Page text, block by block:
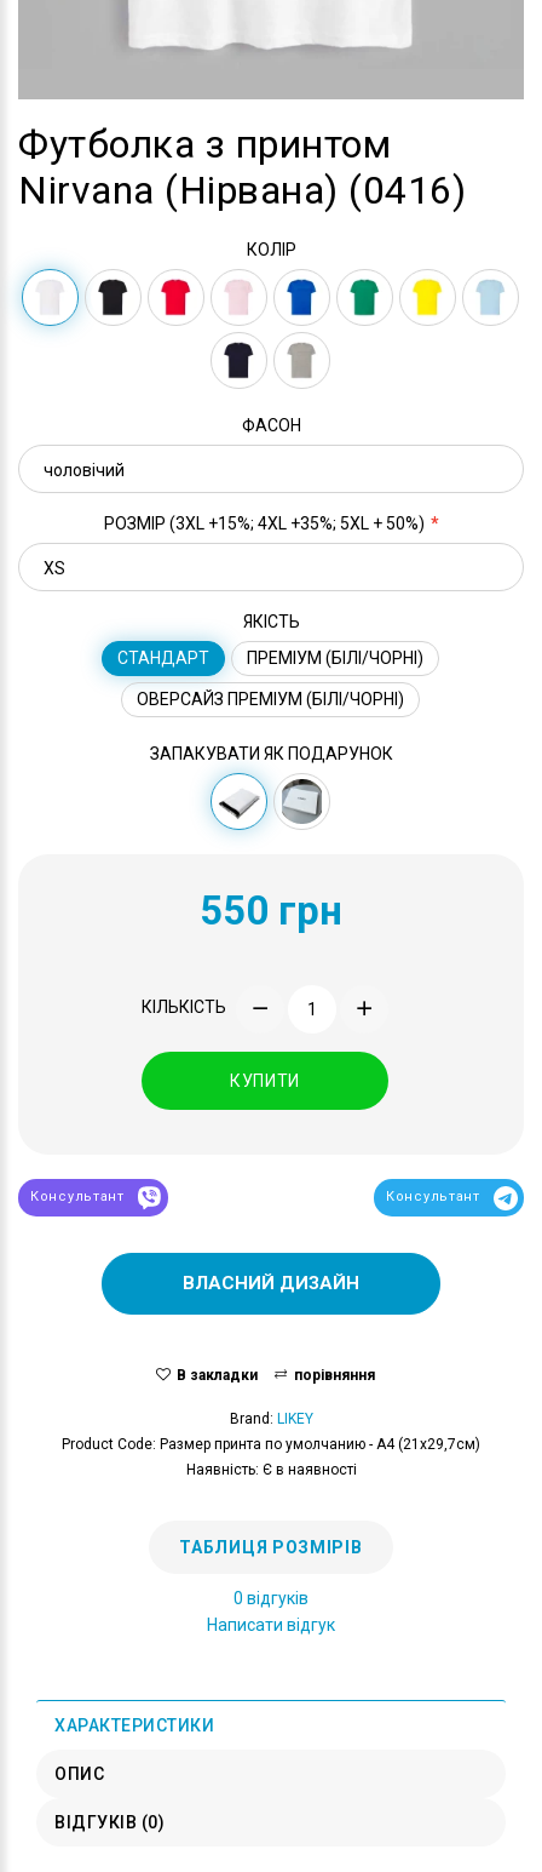
Футболка з принтом
Nirvana (Нірвана) (0416)
КОЛІР
ФАСОН
РОЗМІР (3XL +15%; 4XL +35%; 5XL + 50%)
ЯКІСТЬ
СТАНДАРТ
ПРЕМІУМ (БІЛІ/ЧОРНІ)
ОВЕРСАЙЗ ПРЕМІУМ (БІЛІ/ЧОРНІ)
ЗАПАКУВАТИ ЯК ПОДАРУНОК
550 грн
КІЛЬКІСТЬ
КУПИТИ
Консультант Консультант
ВЛАСНИЙ ДИЗАЙН
В закладки порівняння
Brand: LIKEY
Product Code: Размер принта по умолчанию - А4 (21x29,7см)
Наявність: Є в наявності
ТАБЛИЦЯ РОЗМІРІВ
0 відгуків
Написати відгук
ХАРАКТЕРИСТИКИ
ОПИС
ВІДГУКІВ (0)